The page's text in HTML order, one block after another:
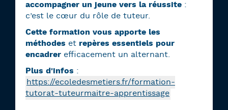
accompagner un jeune vers la réussite :
c’est le cœur du rôle de tuteur.
Cette formation vous apporte les
méthodes et repères essentiels pour
encadrer efficacement un alternant.
Plus d'infos :
https://ecoledesmetiers.fr/formation-
tutorat-tuteurmaitre-apprentissage